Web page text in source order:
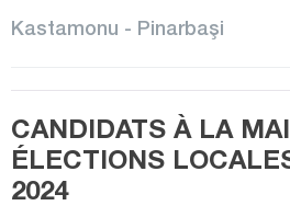
HANÖNÜ
İHSANGAZİ
İNEBOLU
Kastamonu - Pinarbaşi
CANDIDATS À LA
ÉLECTIONS
2024